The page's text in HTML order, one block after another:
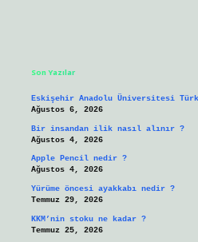
Son Yazılar
Eskişehir Anadolu Üniversitesi
Ağustos 6, 2026
Bir insandan ilik nasıl alınır ?
Ağustos 4, 2026
Apple Pencil nedir ?
Ağustos 4, 2026
Yürüme öncesi ayakkabı nedir ?
Temmuz 29, 2026
KKM’nin stoku ne kadar ?
Temmuz 25, 2026